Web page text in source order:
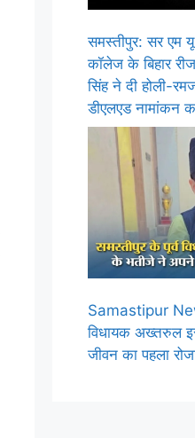
समस्तीपुर: सर एम
कॉलेज के बिहार
सिंह ने दी होली-
डीएलएड नामांकन
Samastipur
विधायक अख्तरुल
जीवन का पहला